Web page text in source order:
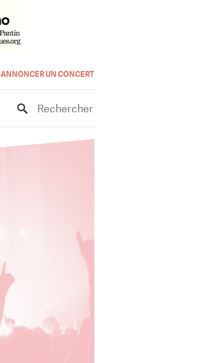
ANNONCER UN CONCERT
Rechercher